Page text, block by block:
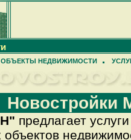
ОБЪЕКТЫ НЕДВИЖИМОСТИ
Новостройки
предлагает
объектов